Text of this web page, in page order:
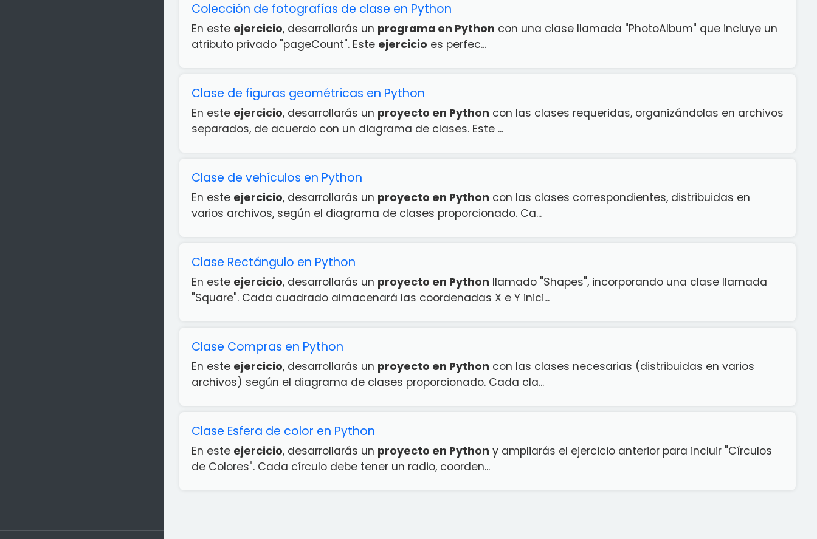
Colección de fotografías de clase en Python
En este ejercicio, desarrollarás un programa en Python con una clase llamada "PhotoAlbum" que incluye un
atributo privado "pageCount". Este ejercicio es perfec...
Clase de figuras geométricas en Python
En este ejercicio, desarrollarás un proyecto en Python con las clases requeridas, organizándolas en archivos
separados, de acuerdo con un diagrama de clases. Este ...
Clase de vehículos en Python
En este ejercicio, desarrollarás un proyecto en Python con las clases correspondientes, distribuidas en
varios archivos, según el diagrama de clases proporcionado. Ca...
Clase Rectángulo en Python
En este ejercicio, desarrollarás un proyecto en Python llamado "Shapes", incorporando una clase llamada
"Square". Cada cuadrado almacenará las coordenadas X e Y inici...
Clase Compras en Python
En este ejercicio, desarrollarás un proyecto en Python con las clases necesarias (distribuidas en varios
archivos) según el diagrama de clases proporcionado. Cada cla...
Clase Esfera de color en Python
En este ejercicio, desarrollarás un proyecto en Python y ampliarás el ejercicio anterior para incluir "Círculos
de Colores". Cada círculo debe tener un radio, coorden...